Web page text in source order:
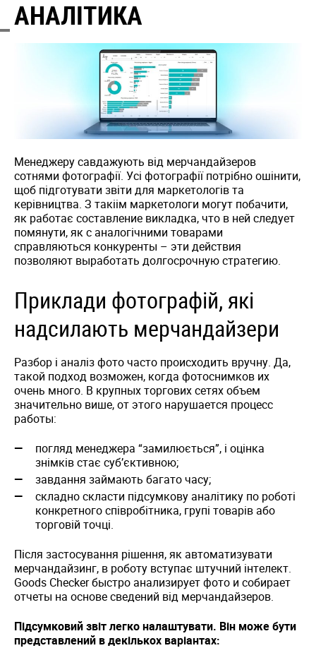
АНАЛІТИКА
Менеджеру савдажують від мерчандайзеров
сотнями фотографії. Усі фотографії потрібно ошінити,
щоб підготувати звіти для маркетологів та
керівництва. З такіім маркетологи могут побачити,
як работає составление викладка, что в ней следует
помянути, як с аналогічними товарами
справляються конкуренты – эти действия
позволяют выработать долгосрочную стратегию.
Приклади фотографій, які
надсилають мерчандайзери
Разбор і аналіз фото часто происходить вручну. Да,
такой подход возможен, когда фотоснимков их
очень много. В крупных торгових сетях объем
значительно више, от этого нарушается процесс
работы:
погляд менеджера “замилюється”, і оцінка
знімків стає суб’єктивною;
завдання займають багато часу;
складно скласти підсумкову аналітику по роботі
конкретного співробітника, групі товарів або
торговій точці.
Після застосування рішення, як автоматизувати
мерчандайзинг, в роботу вступає штучний інтелект.
Goods Checker быстро анализирует фото и собирает
отчеты на основе сведений від мерчандайзеров.
Підсумковий звіт легко налаштувати. Він може бути
представлений в декількох варіантах: